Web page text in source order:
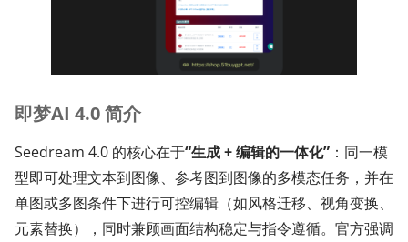
即梦AI 4.0 简介
Seedream 4.0 的核心在于“生成 + 编辑的一体化”：同一模
型即可处理文本到图像、参考图到图像的多模态任务，并在
单图或多图条件下进行可控编辑（如风格迁移、视角变换、
元素替换），同时兼顾画面结构稳定与指令遵循。官方强调